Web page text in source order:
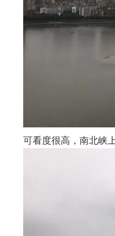
可看度很高，南北峡